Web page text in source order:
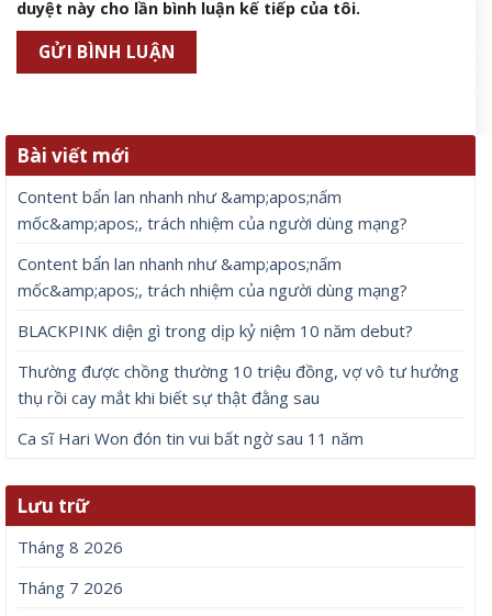
duyệt này cho lần bình luận kế tiếp của tôi.
Bài viết mới
Content bẩn lan nhanh như &amp;apos;nấm
mốc&amp;apos;, trách nhiệm của người dùng mạng?
Content bẩn lan nhanh như &amp;apos;nấm
mốc&amp;apos;, trách nhiệm của người dùng mạng?
BLACKPINK diện gì trong dịp kỷ niệm 10 năm debut?
Thường được chồng thường 10 triệu đồng, vợ vô tư hưởng
thụ rồi cay mắt khi biết sự thật đằng sau
Ca sĩ Hari Won đón tin vui bất ngờ sau 11 năm
Lưu trữ
Tháng 8 2026
Tháng 7 2026